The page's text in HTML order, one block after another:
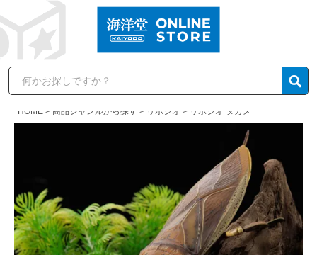
HOME 商品ジャンルから探す リボジオ リボジオ タガメ